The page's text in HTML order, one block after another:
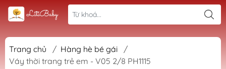
Trang chủ / Hàng hè bé gái
/
Váy thời trang trẻ em - V05 2/8 PH1115